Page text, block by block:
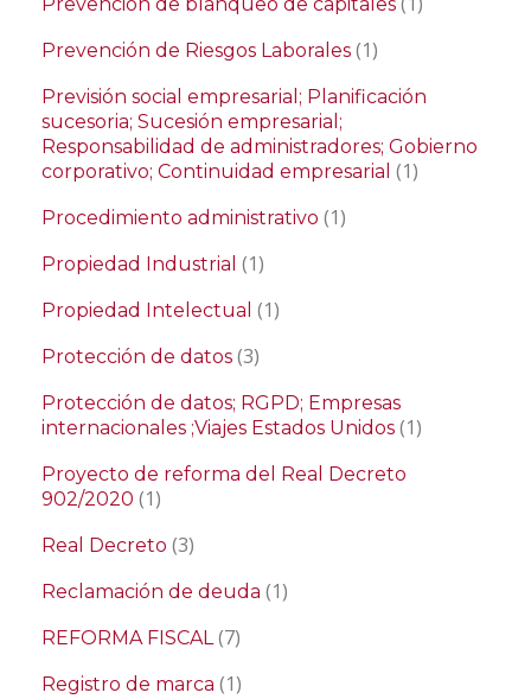
Prevención de blanqueo de capitales
Prevención de Riesgos Laborales (1)
Previsión social empresarial; Planificación
sucesoria; Sucesión empresarial;
Responsabilidad de administradores; Gobierno
corporativo; Continuidad empresarial (1)
Procedimiento administrativo (1)
Propiedad Industrial (1)
Propiedad Intelectual (1)
Protección de datos (3)
Protección de datos; RGPD; Empresas
internacionales ;Viajes Estados Unidos (1)
Proyecto de reforma del Real Decreto
902/2020 (1)
Real Decreto (3)
Reclamación de deuda (1)
REFORMA FISCAL(7)
Registro de marca (1)